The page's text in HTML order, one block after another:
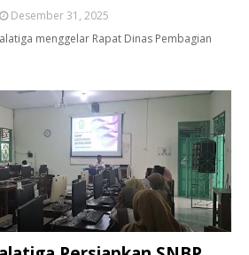
Desember 31, 2025
menggelar Rapat Dinas Pembagian